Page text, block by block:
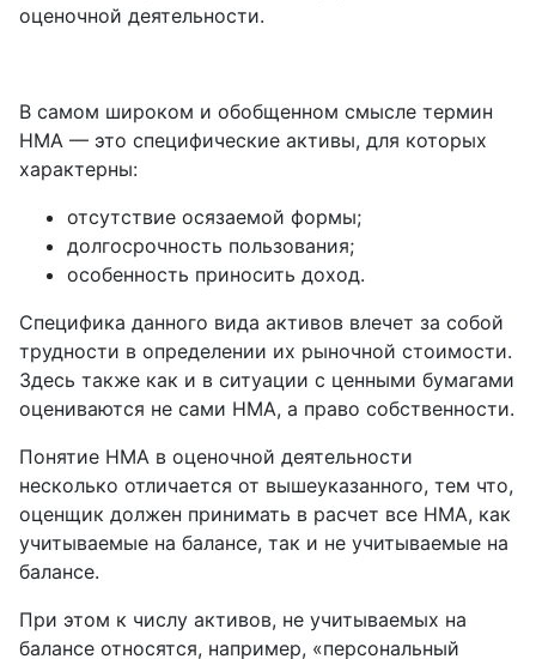
оценочной деятельности.
В самом широком и обобщенном смысле термин
НМА — это специфические активы, для которых
характерны:
отсутствие осязаемой формы;
долгосрочность пользования;
особенность приносить доход.
Специфика данного вида активов влечет за собой
трудности в определении их рыночной стоимости.
Здесь также как и в ситуации с ценными бумагами
оцениваются не сами НМА, а право собственности.
Понятие НМА в оценочной деятельности
несколько отличается от вышеуказанного, тем что,
оценщик должен принимать в расчет все НМА, как
учитываемые на балансе, так и не учитываемые на
балансе.
При этом к числу активов, не учитываемых на
балансе относятся, например, «персональный